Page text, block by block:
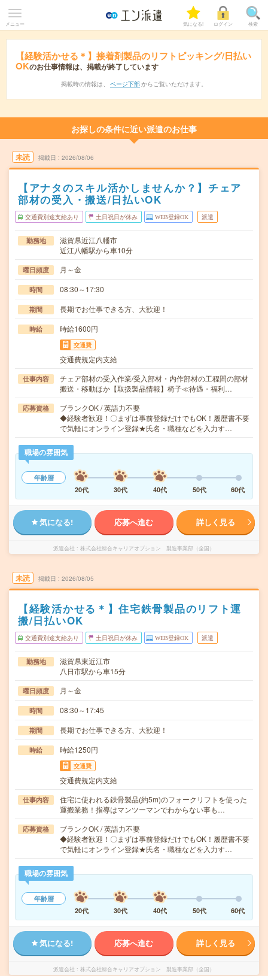
メニュー 気になる! ログイン 検索
【経験活かせる＊】接着剤製品のリフトピッキング/日払い
OKのお仕事情報は、掲載が終了しています
掲載時の情報は、 ページ下部 からご覧いただけます。
お探しの条件に近い派遣のお仕事
未読 掲載日 2026/08/06
【アナタのスキル活かしませんか？】チェア
部材の受入・搬送/日払いOK
交通費別途支給あり 土日祝日が休み WEB登録OK 派遣
勤務地
滋賀県近江八幡市
近江八幡駅から車10分
曜日頻度 月～金
時間 08:30～17:30
期間 長期でお仕事できる方、大歓迎！
時給 時給1600円
交通費
交通費規定内支給
仕事内容
チェア部材の受入作業/受入部材・内作部材の工程間の部材
搬送・移動ほか【取扱製品情報】椅子≪待遇・福利…
応募資格
ブランクOK / 英語力不要
◆経験者歓迎！〇まずは事前登録だけでもOK！履歴書不要
で気軽にオンライン登録★氏名・職種などを入力す…
職場の雰囲気
年齢層
20代
30代 40代 50代 60代
気になる! 応募へ進む 詳しく見る
派遣会社 株式会社綜合キャリアオプション 製造事業部（全国）
未読 掲載日 2026/08/05
【経験活かせる＊】住宅鉄骨製品のリフト運
搬/日払いOK
交通費別途支給あり 土日祝日が休み WEB登録OK 派遣
勤務地
滋賀県東近江市
八日市駅から車15分
曜日頻度 月～金
時間 08:30～17:45
期間 長期でお仕事できる方、大歓迎！
時給 時給1250円
交通費
交通費規定内支給
仕事内容
住宅に使われる鉄骨製品(約5m)のフォークリフトを使った
運搬業務！指導はマンツーマンでわからない事も…
応募資格
ブランクOK / 英語力不要
◆経験者歓迎！〇まずは事前登録だけでもOK！履歴書不要
で気軽にオンライン登録★氏名・職種などを入力す…
職場の雰囲気
年齢層
20代
30代 40代 50代 60代
気になる! 応募へ進む 詳しく見る
派遣会社 株式会社綜合キャリアオプション 製造事業部（全国）